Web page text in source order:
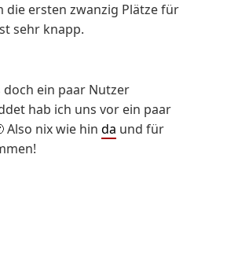
die ersten zwanzig Plätze für
sehr knapp.
ein paar Nutzer
hab ich uns vor ein paar
Also nix wie hin da und für